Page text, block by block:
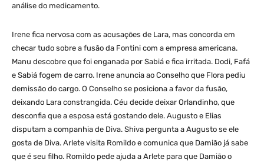
análise do medicamento.
Irene fica nervosa com as acusações de Lara, mas concorda em
checar tudo sobre a fusão da Fontini com a empresa americana.
Manu descobre que foi enganada por Sabiá e fica irritada. Dodi, Fafá
e Sabiá fogem de carro. Irene anuncia ao Conselho que Flora pediu
demissão do cargo. O Conselho se posiciona a favor da fusão,
deixando Lara constrangida. Céu decide deixar Orlandinho, que
desconfia que a esposa está gostando dele. Augusto e Elias
disputam a companhia de Diva. Shiva pergunta a Augusto se ele
gosta de Diva. Arlete visita Romildo e comunica que Damião já sabe
que é seu filho. Romildo pede ajuda a Arlete para que Damião o